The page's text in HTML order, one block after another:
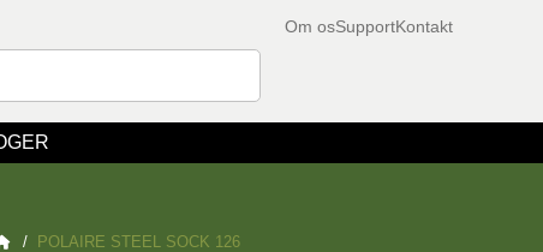
Om osSupportKontakt
/ POLAIRE STEEL SOCK 126